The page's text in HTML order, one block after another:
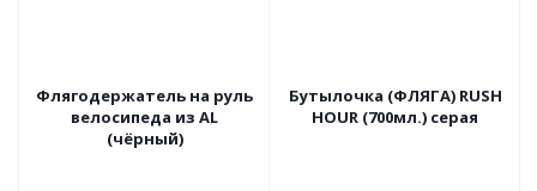
Флягодержатель на руль
велосипеда из AL
(чёрный)
Бутылочка (ФЛЯГА) RUSH
HOUR (700мл.) серая